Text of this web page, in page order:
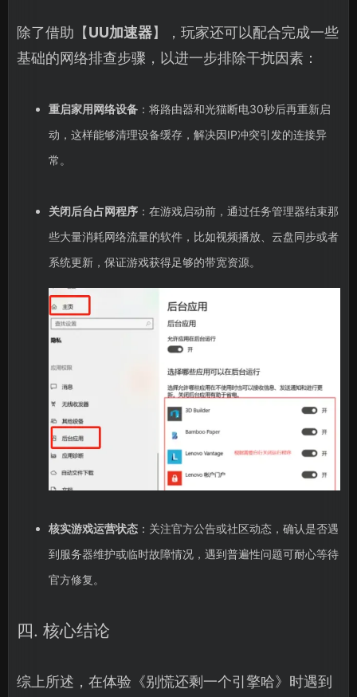
除了借助【UU加速器】，玩家还可以配合完成一些
基础的网络排查步骤，以进一步排除干扰因素：
重启家用网络设备：将路由器和光猫断电30秒后再重新启
动，这样能够清理设备缓存，解决因IP冲突引发的连接异
常。
关闭后台占网程序：在游戏启动前，通过任务管理器结束那
些大量消耗网络流量的软件，比如视频播放、云盘同步或者
系统更新，保证游戏获得足够的带宽资源。
核实游戏运营状态：关注官方公告或社区动态，确认是否遇
到服务器维护或临时故障情况，遇到普遍性问题可耐心等待
官方修复。
四. 核心结论
综上所述，在体验《别慌还剩一个引擎哈》时遇到